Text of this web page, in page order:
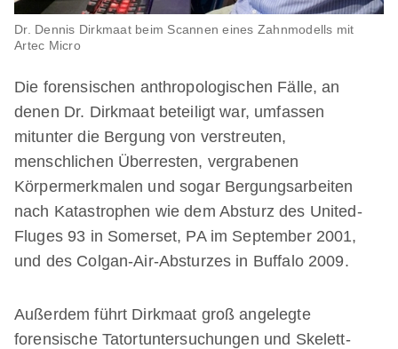
Dr. Dennis Dirkmaat beim Scannen eines Zahnmodells mit
Artec Micro
Die forensischen anthropologischen Fälle, an
denen Dr. Dirkmaat beteiligt war, umfassen
mitunter die Bergung von verstreuten,
menschlichen Überresten, vergrabenen
Körpermerkmalen und sogar Bergungsarbeiten
nach Katastrophen wie dem Absturz des United-
Fluges 93 in Somerset, PA im September 2001,
und des Colgan-Air-Absturzes in Buffalo 2009.
Außerdem führt Dirkmaat groß angelegte
forensische Tatortuntersuchungen und Skelett-